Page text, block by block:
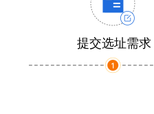
提交选址需求